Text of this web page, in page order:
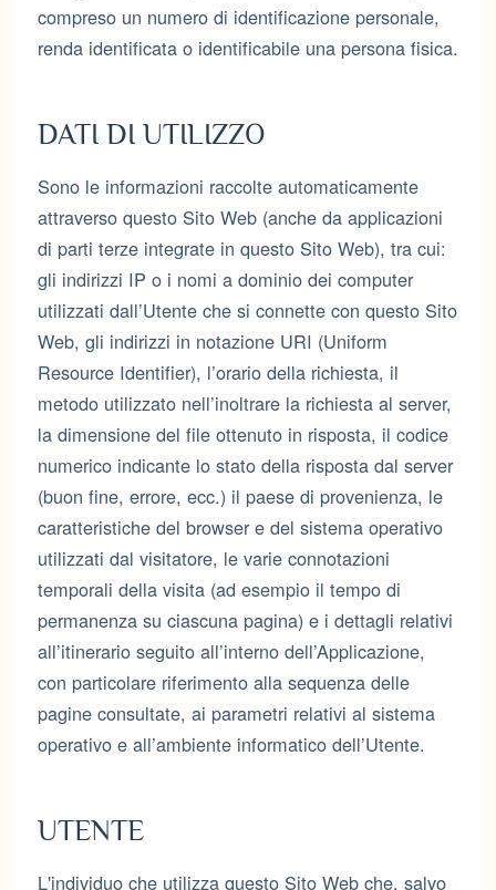
compreso un numero di identificazione personale,
renda identificata o identificabile una persona fisica.
DATI DI UTILIZZO
Sono le informazioni raccolte automaticamente
attraverso questo Sito Web (anche da applicazioni
di parti terze integrate in questo Sito Web), tra cui:
gli indirizzi IP o i nomi a dominio dei computer
utilizzati dall’Utente che si connette con questo Sito
Web, gli indirizzi in notazione URI (Uniform
Resource Identifier), l’orario della richiesta, il
metodo utilizzato nell’inoltrare la richiesta al server,
la dimensione del file ottenuto in risposta, il codice
numerico indicante lo stato della risposta dal server
(buon fine, errore, ecc.) il paese di provenienza, le
caratteristiche del browser e del sistema operativo
utilizzati dal visitatore, le varie connotazioni
temporali della visita (ad esempio il tempo di
permanenza su ciascuna pagina) e i dettagli relativi
all’itinerario seguito all’interno dell’Applicazione,
con particolare riferimento alla sequenza delle
pagine consultate, ai parametri relativi al sistema
operativo e all’ambiente informatico dell’Utente.
UTENTE
L'individuo che utilizza questo Sito Web che, salvo